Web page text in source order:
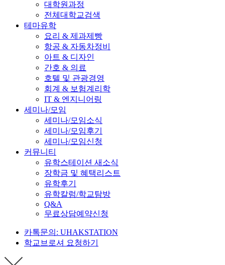
대학원과정
전체대학교검색
테마유학
요리 & 제과제빵
항공 & 자동차정비
아트 & 디자인
간호 & 의료
호텔 및 관광경영
회계 & 보험계리학
IT & 엔지니어링
세미나/모임
세미나/모임소식
세미나/모임후기
세미나/모임신청
커뮤니티
유학스테이션 새소식
장학금 및 혜택리스트
유학후기
유학칼럼/학교탐방
Q&A
무료상담예약신청
카톡문의: UHAKSTATION
학교브로셔 요청하기